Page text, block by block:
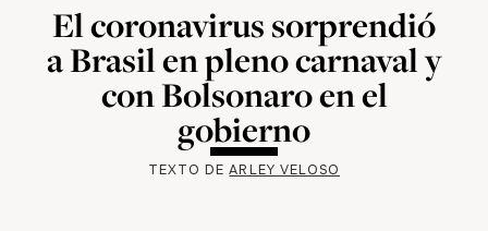
El coronavirus sorprendió
a Brasil en pleno carnaval y
con Bolsonaro en el
gobierno
TEXTO DEARLEY VELOSO